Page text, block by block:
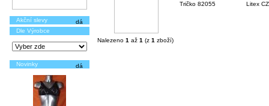
Akční slevy
Dle Výrobce
Novinky
Tričko 82055 Litex CZ
Nalezeno 1 až 1 (z 1 zboží)